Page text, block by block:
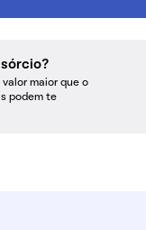
valor maior que o
podem te